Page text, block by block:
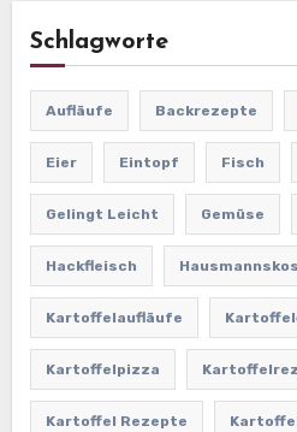
Schlagworte
Aufläufe Backrezepte
Eier Eintopf Fisch
Gelingt Leicht Gemüse
Hackfleisch
Kartoffelaufläufe
Kartoffelpizza
Kartoffel Rezepte